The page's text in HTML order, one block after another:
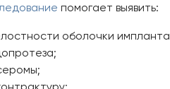
помогает выявить:
оболочки